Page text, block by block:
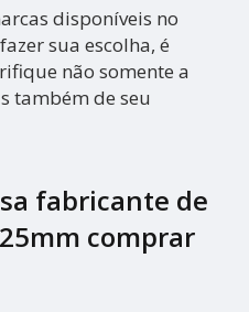
disponíveis no
sua escolha, é
não somente a
também de seu
fabricante de
comprar